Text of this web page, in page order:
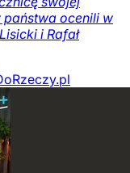
państwa ocenili w
i Rafał